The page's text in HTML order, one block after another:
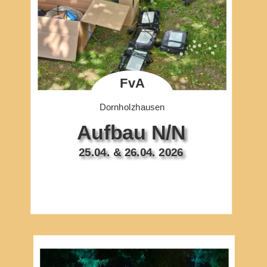
FvA
Dornholzhausen
Aufbau N/N
25.04. & 26.04. 2026